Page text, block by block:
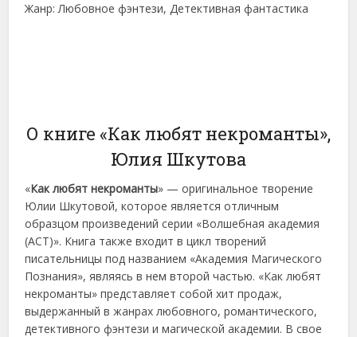
Жанр: Любовное фэнтези, Детективная фантастика
О книге «Как любят некроманты»,
Юлия Шкутова
«Как любят некроманты» — оригинальное творение
Юлии Шкутовой, которое является отличным
образцом произведений серии «Волшебная академия
(АСТ)». Книга также входит в цикл творений
писательницы под названием «Академия Магического
Познания», являясь в нем второй частью. «Как любят
некроманты» представляет собой хит продаж,
выдержанный в жанрах любовного, романтического,
детективного фэнтези и магической академии. В свое